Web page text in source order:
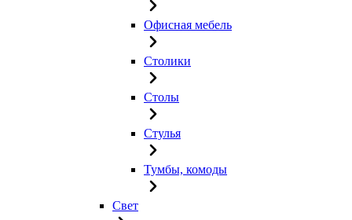
Офисная мебель
Столики
Столы
Стулья
Тумбы, комоды
Свет